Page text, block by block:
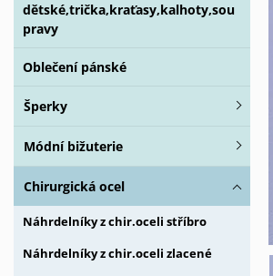
dětské,trička,kraťasy,kalhoty,sou
pravy
Oblečení pánské
Šperky
Módní bižuterie
Chirurgická ocel
Náhrdelníky z chir.oceli stříbro
Náhrdelníky z chir.oceli zlacené